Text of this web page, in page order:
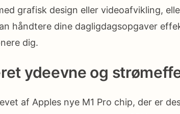
grafisk design eller videoafvikling,
håndtere dine dagligdagsopgaver
dig.
ydeevne og
af Apples nye M1 Pro chip, der er